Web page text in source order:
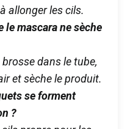
allonger les cils.
le mascara ne sèche
dans le tube,
et sèche le produit.
se forment
?